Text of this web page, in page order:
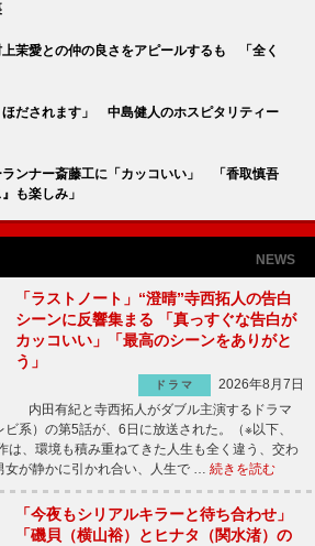
茉愛との仲の良さをアピールするも 「全く
ほだされます」 中島健人のホスピタリティー
ランナー斎藤工に「カッコいい」 「香取慎吾
も楽しみ」
NEWS
「ラストノート」“澄晴”寺西拓人の告白
シーンに反響集まる 「真っすぐな告白が
カッコいい」「最高のシーンをありがと
う」
ドラマ
2026年8月7日
内田有紀と寺西拓人がダブル主演するドラマ
ビ系）の第5話が、6日に放送された。（※以下、
、環境も積み重ねてきた人生も全く違う、交わ
女が静かに引かれ合い、人生で … 続きを読む
「今夜もシリアルキラーと待ち合わせ」
「磯貝（横山裕）とヒナタ（関水渚）の